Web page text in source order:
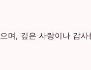
며, 깊은 사랑이나 감